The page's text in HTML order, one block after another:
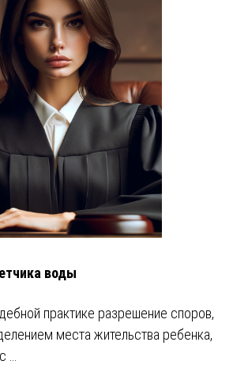
воды
практике разрешение споров,
места жительства ребенка,